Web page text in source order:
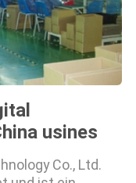
usines
Co., Ltd.